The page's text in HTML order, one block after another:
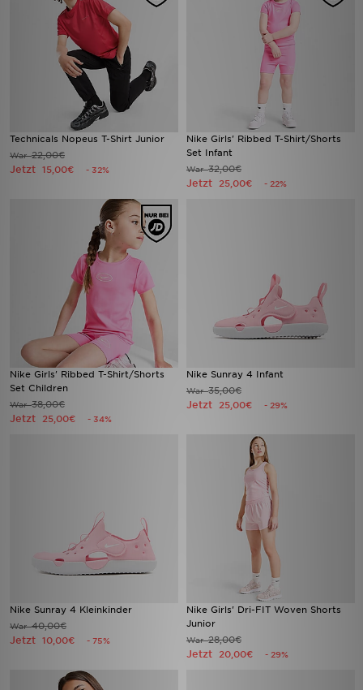
Technicals Nopeus T-Shirt Junior
War22,00€
Jetzt 15,00€ - 32%
Nike Girls' Ribbed T-Shirt/Shorts
Set Infant
War32,00€
Jetzt 25,00€ - 22%
Nike Girls' Ribbed T-Shirt/Shorts
Set Children
War38,00€
Jetzt 25,00€ - 34%
Nike Sunray 4 Infant
War35,00€
Jetzt 25,00€ - 29%
Nike Sunray 4 Kleinkinder
War40,00€
Jetzt 10,00€ - 75%
Nike Girls' Dri-FIT Woven Shorts
Junior
War28,00€
Jetzt 20,00€ - 29%